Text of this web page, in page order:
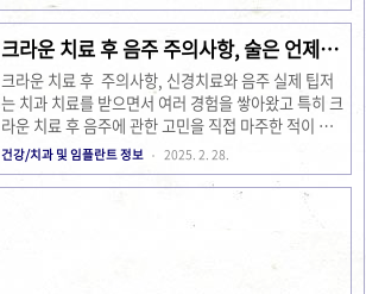
요. 예고된 통증과 부작용에 대한 걱정이 컸기 때문이
죠. 그런데 막상 발치하고 나니, 생각보다 더 신경 써야
할 것들이 많더라고요. 그래서 오늘은 사랑니 발치 후에
꼭 알아야 할 관리법을 여러분과 나누고 싶어요. 제 경
험을 바탕으로 한 사랑니 발치 후 관리법, 통증 완화법,
식사 주의사항, 그리고 발치 후 부작용 대처법에 대해
자세히 이야기해 보겠습니다. 사랑니 발치 후 거즈 물
어야하는 이유 사랑니 발치 후 통증 완화법첫 번째로
가장 중요한 것은 얼음찜질입니다. 발치 후 첫 24시간 ..
크라운 치료 후 음주 주의사항, 술은 언제부
터 마셔도 될까?
크라운 치료 후 주의사항, 신경치료와 음주 실제 팁저
는 치과 치료를 받으면서 여러 경험을 쌓아왔고 특히 크
라운 치료 후 음주에 관한 고민을 직접 마주한 적이 있습
니다. 이 글을 통해 제가 겪은 사례와 연구 자료, 그리고
전문가 의견을 종합하여 여러분께 도움이 될 만한 정보
를 제공하고자 합니다. 치과 치료 후 음주에 관한 궁금
소중한 길잡이가 되기를 바랍니다. 제 개인적인 경험과
건강/치과 및 임플란트 정보 2025. 2. 28.